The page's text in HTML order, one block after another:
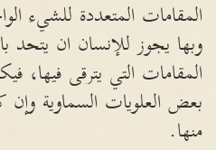
المقامات المتعددة للشيء
وبها يجوز للإنسان ان يتحد
المقامات التي يترقى فيها،
بعض العلويات السماوية
منها.